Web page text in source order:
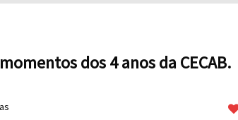
dos 4 anos da CECAB.